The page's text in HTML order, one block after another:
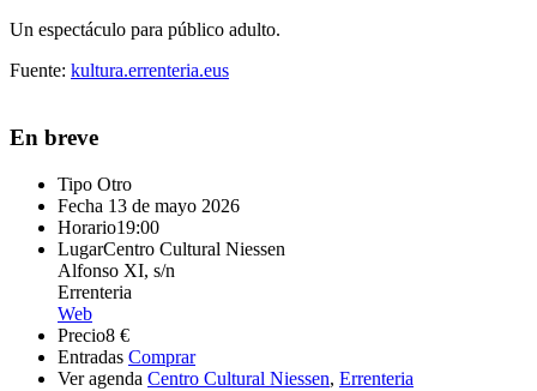
Un espectáculo para público adulto.
Fuente: kultura.errenteria.eus
En breve
Tipo Otro
Fecha 13 de mayo 2026
Horario19:00
LugarCentro Cultural Niessen
Alfonso XI, s/n
Errenteria
Web
Precio8 €
Entradas Comprar
Ver agenda Centro Cultural Niessen, Errenteria